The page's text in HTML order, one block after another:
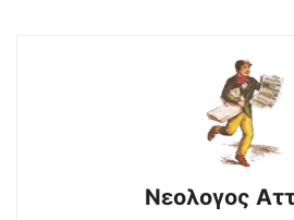
Νεολογος